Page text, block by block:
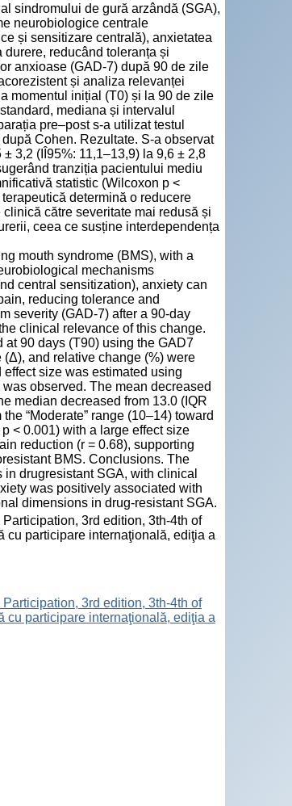
sindromului de gură arzândă (SGA),
neurobiologice centrale
și sensitizare centrală), anxietatea
reducând toleranța și
anxioase (GAD-7) după 90 de zile
și analiza relevanței
momentul inițial (T0) și la 90 de zile
mediana și intervalul
pre–post s-a utilizat testul
Cohen. Rezultate. S-a observat
3,2 (IÎ95%: 11,1–13,9) la 9,6 ± 2,8
tranziția pacientului mediu
statistic (Wilcoxon p <
determină o reducere
către severitate mai redusă și
ceea ce susține interdependența
mouth syndrome (BMS), with a
mechanisms
central sensitization), anxiety can
reducing tolerance and
severity (GAD-7) after a 90-day
clinical relevance of this change.
at 90 days (T90) using the GAD7
and relative change (%) were
size was estimated using
observed. The mean decreased
median decreased from 13.0 (IQR
“Moderate” range (10–14) toward
< 0.001) with a large effect size
reduction (r = 0.68), supporting
BMS. Conclusions. The
drugresistant SGA, with clinical
was positively associated with
dimensions in drug-resistant SGA.
3rd edition, 3th-4th of
cu participare internaţională, ediţia a
3rd edition, 3th-4th of
cu participare internaţională, ediţia a